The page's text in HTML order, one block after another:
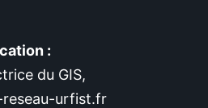
:
du GIS,
reseau-urfist.fr